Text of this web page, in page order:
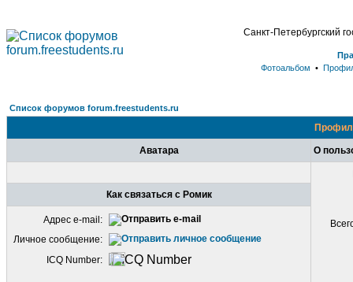
Санкт-Петербургский
Фотоальбом •
Список форумов forum.freestudents.ru
Аватара О
Как связаться с Ромик
Адрес e-mail:
Личное сообщение:
ICQ Number: